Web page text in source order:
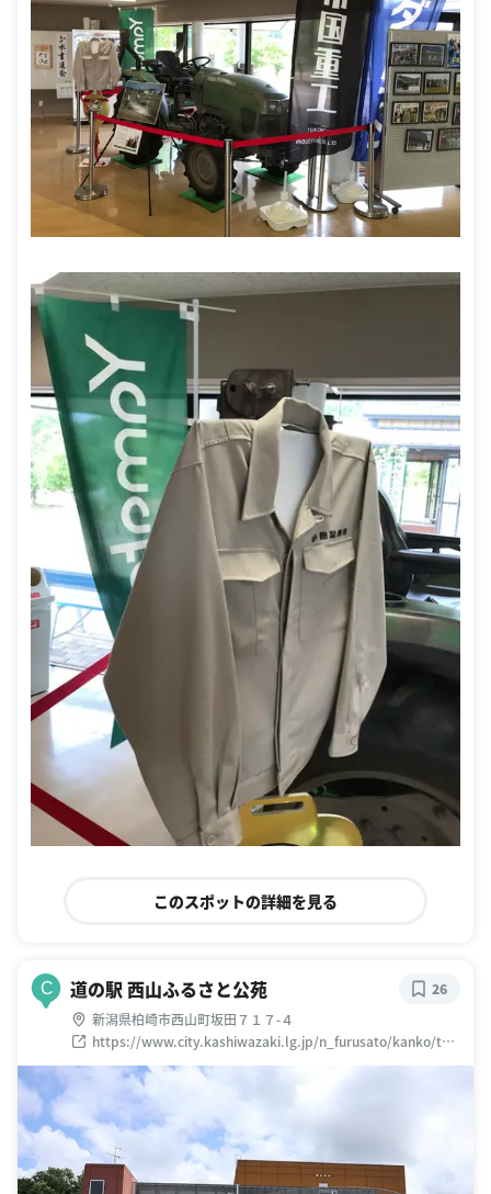
このスポットの詳細を見る
C 道の駅 西山ふるさと公苑
新潟県柏崎市西山町坂田７１７-４
https://www.city.kashiwazaki.lg.jp/n_furusato/kanko/to
maru/miti/nishiyama/1502241023.html
26